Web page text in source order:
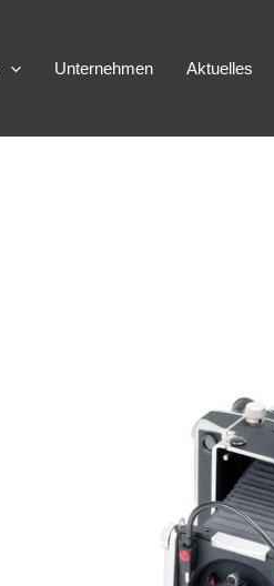
Unternehmen Aktuelles